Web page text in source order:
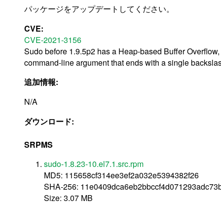
パッケージをアップデートしてください。
CVE:
CVE-2021-3156
Sudo before 1.9.5p2 has a Heap-based Buffer
command-line argument that ends with a single
追加情報:
N/A
ダウンロード:
SRPMS
sudo-1.8.23-10.el7.1.src.rpm
MD5: 115658cf314ee3ef2a032e5394382f26
SHA-256:
Size: 3.07 MB